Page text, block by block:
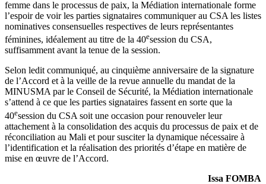
femme dans le processus de paix, la Médiation internationale forme
l’espoir de voir les parties signataires communiquer au CSA les listes
nominatives consensuelles respectives de leurs représentantes
féminines, idéalement au titre de la 40esession du CSA,
suffisamment avant la tenue de la session.
Selon ledit communiqué, au cinquième anniversaire de la signature
de l’Accord et à la veille de la revue annuelle du mandat de la
MINUSMA par le Conseil de Sécurité, la Médiation internationale
s’attend à ce que les parties signataires fassent en sorte que la
40esession du CSA soit une occasion pour renouveler leur
attachement à la consolidation des acquis du processus de paix et de
réconciliation au Mali et pour susciter la dynamique nécessaire à
l’identification et la réalisation des priorités d’étape en matière de
mise en œuvre de l’Accord.
Issa FOMBA